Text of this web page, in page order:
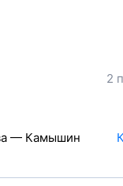
2
— Камышин